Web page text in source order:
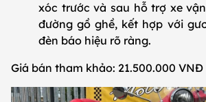
xóc trước và sau hỗ trợ xe
đường gồ ghề, kết hợp với
đèn báo hiệu rõ ràng.
Giá bán tham khảo: 21.500.000 VNĐ